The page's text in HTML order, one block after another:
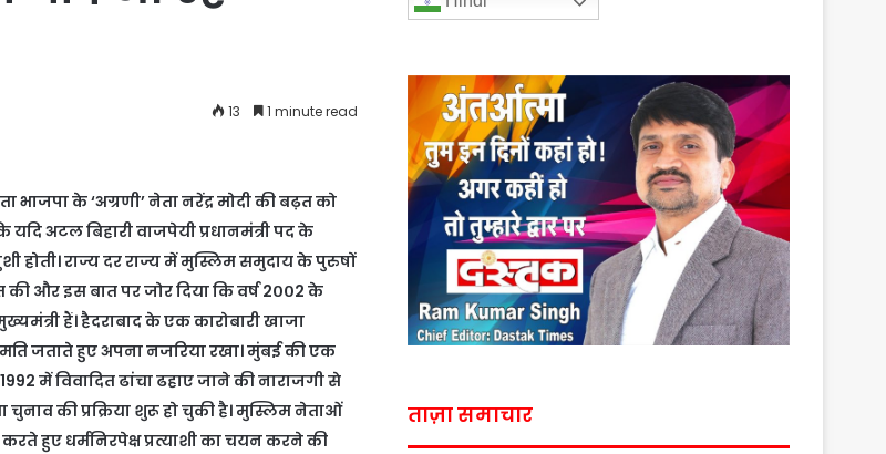
13 1 minute read
के ‘अग्रणी’ नेता नरेंद्र मोदी की बढ़त को
अटल बिहारी वाजपेयी प्रधानमंत्री पद के
होती। राज्य दर राज्य में मुस्लिम समुदाय के पुरुषों
और इस बात पर जोर दिया कि वर्ष 2००2 के
हैं। हैदराबाद के एक कारोबारी खाजा
जताते हुए अपना नजरिया रखा। मुंबई की एक
में विवादित ढांचा ढहाए जाने की नाराजगी से
की प्रक्रिया शुरू हो चुकी है। मुस्लिम नेताओं
हुए धर्मनिरपेक्ष प्रत्याशी का चयन करने की
ताज़ा समाचार